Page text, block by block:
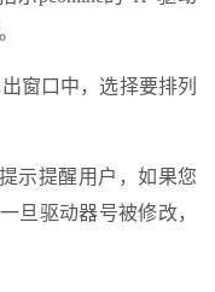
窗口中，选择要排列
示提醒用户，如果您
旦驱动器号被修改，